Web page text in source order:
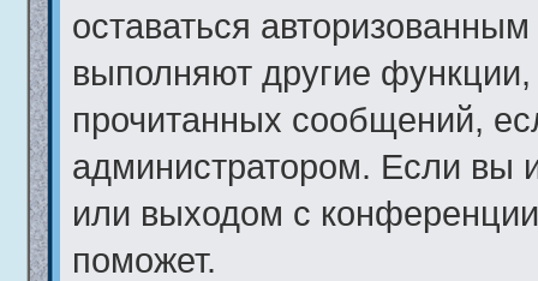
оставаться
выполняют другие функции,
прочитанных сообщений,
администратором. Если вы
или выходом с
поможет.